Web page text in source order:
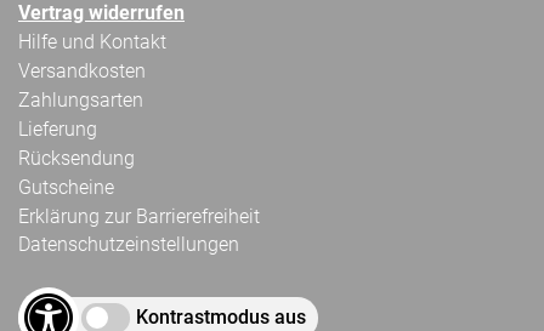
Vertrag widerrufen
Hilfe und Kontakt
Versandkosten
Zahlungsarten
Lieferung
Rücksendung
Gutscheine
Erklärung zur Barrierefreiheit
Datenschutzeinstellungen
Kontrastmodus aus